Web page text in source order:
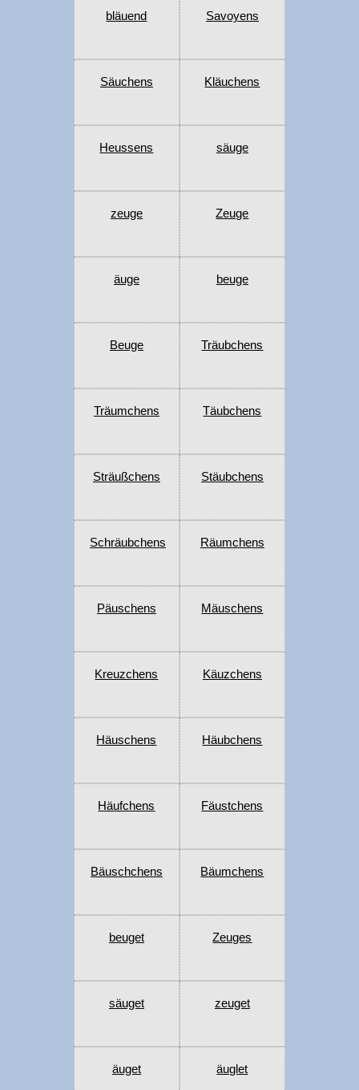
bläuend Savoyens
Säuchens Kläuchens
Heussens säuge
zeuge Zeuge
äuge beuge
Beuge Träubchens
Träumchens Täubchens
Sträußchens Stäubchens
Schräubchens Räumchens
Päuschens Mäuschens
Kreuzchens Käuzchens
Häuschens Häubchens
Häufchens Fäustchens
Bäuschchens Bäumchens
beuget Zeuges
säuget zeuget
äuget äuglet